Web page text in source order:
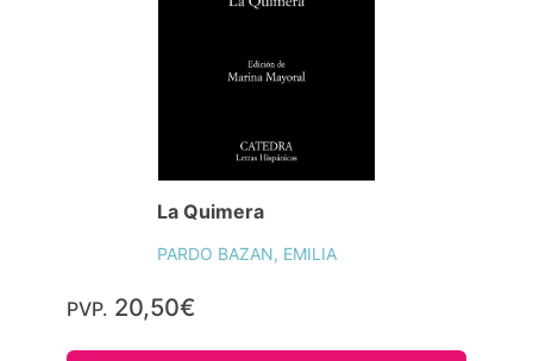
La Quimera
PARDO BAZAN, EMILIA
PVP. 20,50€